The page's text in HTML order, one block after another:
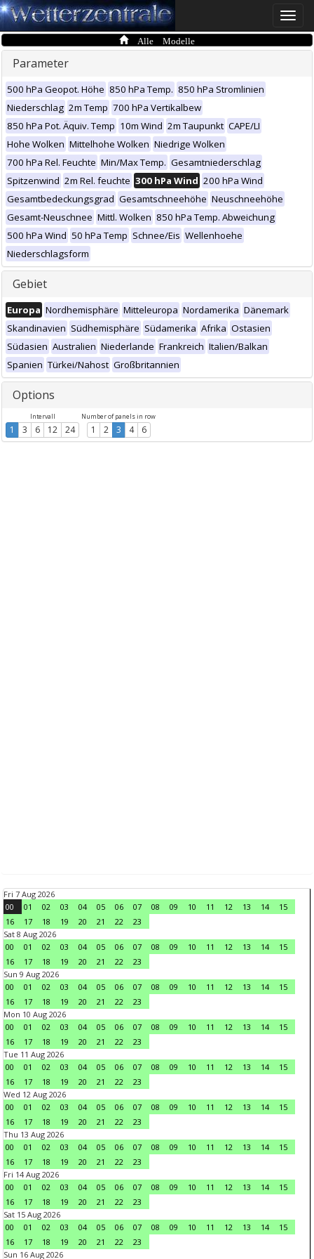
Toggle
Alle Modelle
Parameter
500 hPa Geopot. Höhe 850 hPa Temp. 850 hPa Stromlinien
Niederschlag 2m Temp 700 hPa Vertikalbew
850 hPa Pot. Äquiv. Temp 10m Wind 2m Taupunkt CAPE/LI
Hohe Wolken Mittelhohe Wolken Niedrige Wolken
700 hPa Rel. Feuchte Min/Max Temp. Gesamtniederschlag
Spitzenwind 2m Rel. feuchte 300 hPa Wind 200 hPa Wind
Gesamtbedeckungsgrad Gesamtschneehöhe Neuschneehöhe
Gesamt-Neuschnee Mittl. Wolken 850 hPa Temp. Abweichung
500 hPa Wind 50 hPa Temp Schnee/Eis Wellenhoehe
Niederschlagsform
Gebiet
Europa Nordhemisphäre Mitteleuropa Nordamerika Dänemark
Skandinavien Südhemisphäre Südamerika Afrika Ostasien
Südasien Australien Niederlande Frankreich Italien/Balkan
Spanien Türkei/Nahost Großbritannien
Options
Intervall
1 3 6 12 24
Number of panels in row
1 2 3 4 6
Fri 7 Aug 2026
00
01 02 03 04 05 06 07 08 09 10 11 12 13 14
15
16
17 18 19 20 21 22
23
Sat 8 Aug 2026
00
01 02 03 04 05 06 07 08 09 10 11 12 13 14
15
16
17 18 19 20 21 22
23
Sun 9 Aug 2026
00
01 02 03 04 05 06 07 08 09 10 11 12 13 14
15
16
17 18 19 20 21 22
23
Mon 10 Aug 2026
00
01 02 03 04 05 06 07 08 09 10 11 12 13 14
15
16
17 18 19 20 21 22
23
Tue 11 Aug 2026
00
01 02 03 04 05 06 07 08 09 10 11 12 13 14
15
16
17 18 19 20 21 22
23
Wed 12 Aug 2026
00
01 02 03 04 05 06 07 08 09 10 11 12 13 14
15
16
17 18 19 20 21 22
23
Thu 13 Aug 2026
00
01 02 03 04 05 06 07 08 09 10 11 12 13 14
15
16
17 18 19 20 21 22
23
Fri 14 Aug 2026
00
01 02 03 04 05 06 07 08 09 10 11 12 13 14
15
16
17 18 19 20 21 22
23
Sat 15 Aug 2026
00
01 02 03 04 05 06 07 08 09 10 11 12 13 14
15
16
17 18 19 20 21 22
23
Sun 16 Aug 2026